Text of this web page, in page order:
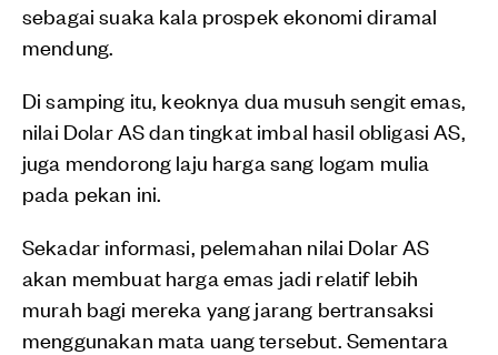
sebagai suaka kala prospek ekonomi diramal
mendung.
Di samping itu, keoknya dua musuh sengit emas,
nilai Dolar AS dan tingkat imbal hasil obligasi AS,
juga mendorong laju harga sang logam mulia
pada pekan ini.
Sekadar informasi, pelemahan nilai Dolar AS
akan membuat harga emas jadi relatif lebih
murah bagi mereka yang jarang bertransaksi
menggunakan mata uang tersebut. Sementara